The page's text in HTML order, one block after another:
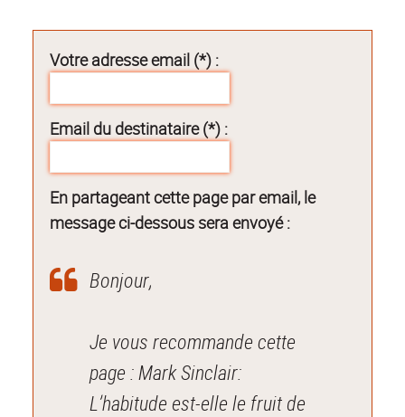
Votre adresse email (*) :
Email du destinataire (*) :
En partageant cette page par email, le
message ci-dessous sera envoyé :
Bonjour,
Je vous recommande cette
page : Mark Sinclair:
L’habitude est-elle le fruit de